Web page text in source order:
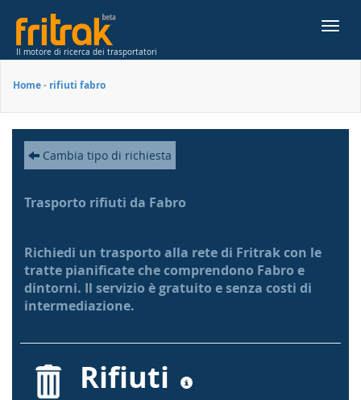
Il motore di ricerca dei trasportatori
Home- rifiuti fabro
Cambia tipo di richiesta
Trasporto rifiuti da Fabro
Richiedi un trasporto alla rete di Fritrak con le
tratte pianificate che comprendono Fabro e
dintorni. Il servizio è gratuito e senza costi di
intermediazione.
Rifiuti